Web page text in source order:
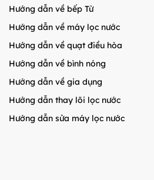
Hướng dẫn về bếp Từ
Hướng dẫn về máy lọc nước
Hướng dẫn về quạt điều hòa
Hướng dẫn về bình nóng
Hướng dẫn về gia dụng
Hướng dẫn thay lõi lọc nước
Hướng dẫn sửa máy lọc nước